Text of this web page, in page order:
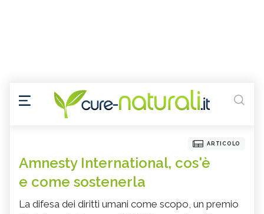
ARTICOLO
Amnesty International, cos'è
e come sostenerla
La difesa dei diritti umani come scopo, un premio